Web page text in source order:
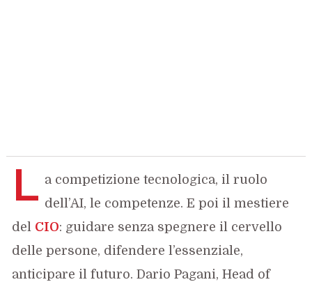
L a competizione tecnologica, il ruolo
dell’AI, le competenze. E poi il mestiere
del CIO: guidare senza spegnere il cervello
delle persone, difendere l’essenziale,
anticipare il futuro. Dario Pagani, Head of